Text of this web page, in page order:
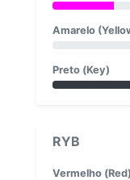
Amarelo
Preto (Key)
RYB
Vermelho (Red)